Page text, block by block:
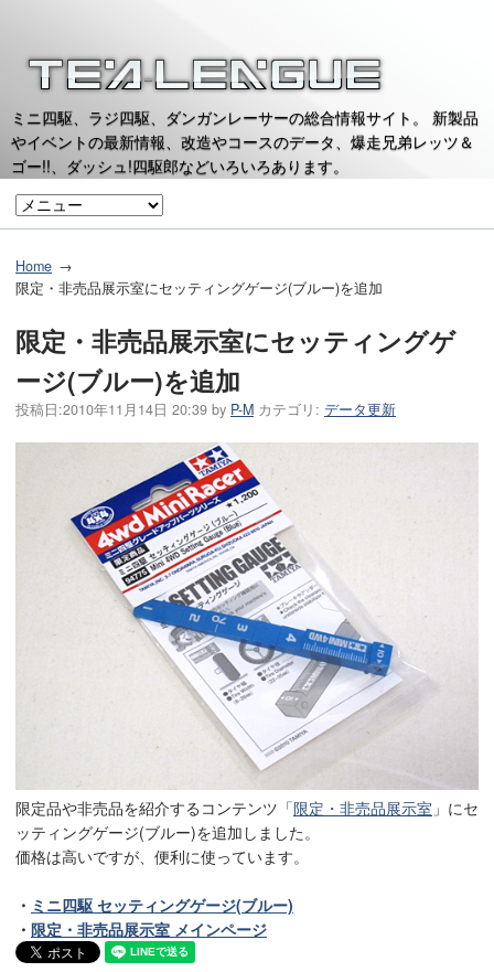
ミニ四駆、ラジ四駆、ダンガンレーサーの総合情報サイト。 新製品
やイベントの最新情報、改造やコースのデータ、爆走兄弟レッツ＆
ゴー!!、ダッシュ!四駆郎などいろいろあります。
Home
限定・非売品展示室にセッティングゲージ(ブルー)を追加
限定・非売品展示室にセッティングゲ
ージ(ブルー)を追加
投稿日:2010年11月14日 20:39 by P-M カテゴリ: データ更新
限定品や非売品を紹介するコンテンツ「限定・非売品展示室 」にセ
ッティングゲージ(ブルー)を追加しました。
価格は高いですが、便利に使っています。
・ ミニ四駆 セッティングゲージ(ブルー)
・ 限定・非売品展示室 メインページ